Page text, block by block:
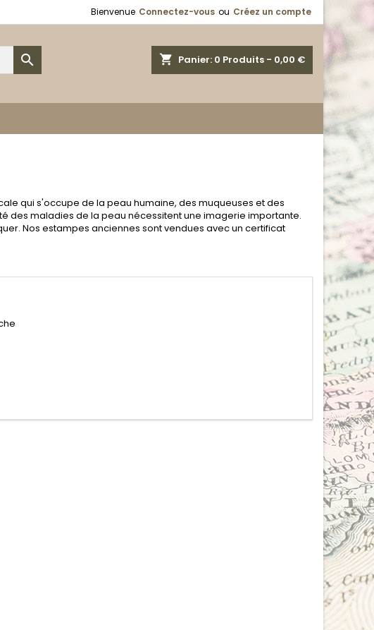
Bienvenue Connectez-vous ou Créez un compte
shopping_cart Panier: 0 Produits - 0,00 €

qui s'occupe de la peau humaine, des muqueuses et des
des maladies de la peau nécessitent une imagerie importante.
Nos estampes anciennes sont vendues avec un certificat